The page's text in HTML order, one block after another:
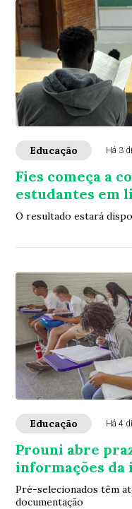
Educação Há 3
Fies começa a
estudantes em
O resultado estará
Educação Há 4
Prouni abre
informações da
Pré-selecionados têm
documentação